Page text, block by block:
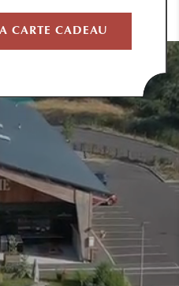
CARTE CADEAU